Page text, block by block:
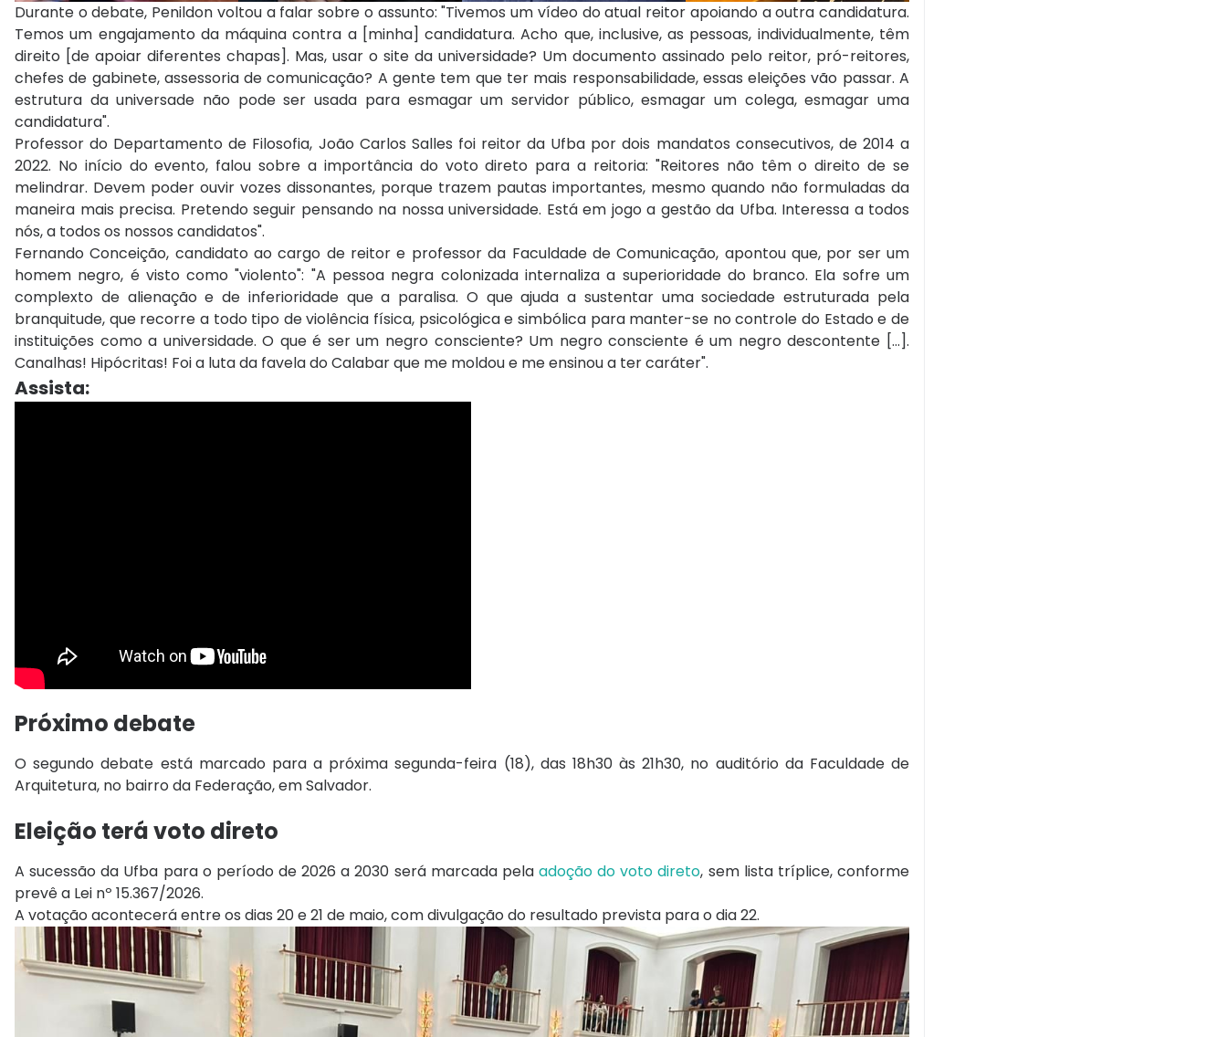
Durante o debate, Penildon voltou a falar sobre o assunto: "Tivemos um vídeo do atual reitor apoiando a outra candidatura.
Temos um engajamento da máquina contra a [minha] candidatura. Acho que, inclusive, as pessoas, individualmente, têm
direito [de apoiar diferentes chapas]. Mas, usar o site da universidade? Um documento assinado pelo reitor, pró-reitores,
chefes de gabinete, assessoria de comunicação? A gente tem que ter mais responsabilidade, essas eleições vão passar. A
estrutura da universade não pode ser usada para esmagar um servidor público, esmagar um colega, esmagar uma
candidatura".
Professor do Departamento de Filosofia, João Carlos Salles foi reitor da Ufba por dois mandatos consecutivos, de 2014 a
2022. No início do evento, falou sobre a importância do voto direto para a reitoria: "Reitores não têm o direito de se
melindrar. Devem poder ouvir vozes dissonantes, porque trazem pautas importantes, mesmo quando não formuladas da
maneira mais precisa. Pretendo seguir pensando na nossa universidade. Está em jogo a gestão da Ufba. Interessa a todos
nós, a todos os nossos candidatos".
Fernando Conceição, candidato ao cargo de reitor e professor da Faculdade de Comunicação, apontou que, por ser um
homem negro, é visto como "violento": "A pessoa negra colonizada internaliza a superioridade do branco. Ela sofre um
complexto de alienação e de inferioridade que a paralisa. O que ajuda a sustentar uma sociedade estruturada pela
branquitude, que recorre a todo tipo de violência física, psicológica e simbólica para manter-se no controle do Estado e de
instituições como a universidade. O que é ser um negro consciente? Um negro consciente é um negro descontente [...].
Canalhas! Hipócritas! Foi a luta da favela do Calabar que me moldou e me ensinou a ter caráter".
Assista:
Próximo debate
O segundo debate está marcado para a próxima segunda-feira (18), das 18h30 às 21h30, no auditório da Faculdade de
Arquitetura, no bairro da Federação, em Salvador.
Eleição terá voto direto
A sucessão da Ufba para o período de 2026 a 2030 será marcada pela adoção do voto direto, sem lista tríplice, conforme
prevê a Lei nº 15.367/2026.
A votação acontecerá entre os dias 20 e 21 de maio, com divulgação do resultado prevista para o dia 22.